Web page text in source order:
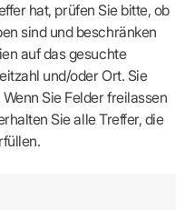
hat, prüfen Sie bitte, ob
sind und beschränken
auf das gesuchte
und/oder Ort. Sie
Sie Felder freilassen
Sie alle Treffer, die